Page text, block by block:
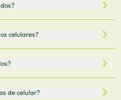
bateria e conectividade
compra.
celulares?
cada modelo.
de celular?